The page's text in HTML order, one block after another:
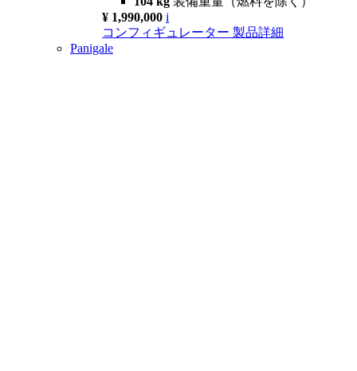
¥ 1,990,000 i
コンフィギュレーター 製品詳細
Panigale